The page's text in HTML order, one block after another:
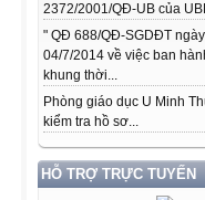
2372/2001/QĐ-UB của
" QĐ 688/QĐ-SGDĐT ngày
04/7/2014 về việc ban
khung thời...
Phòng giáo dục U Minh
kiểm tra hồ sơ...
HỖ TRỢ TRỰC TUYẾN